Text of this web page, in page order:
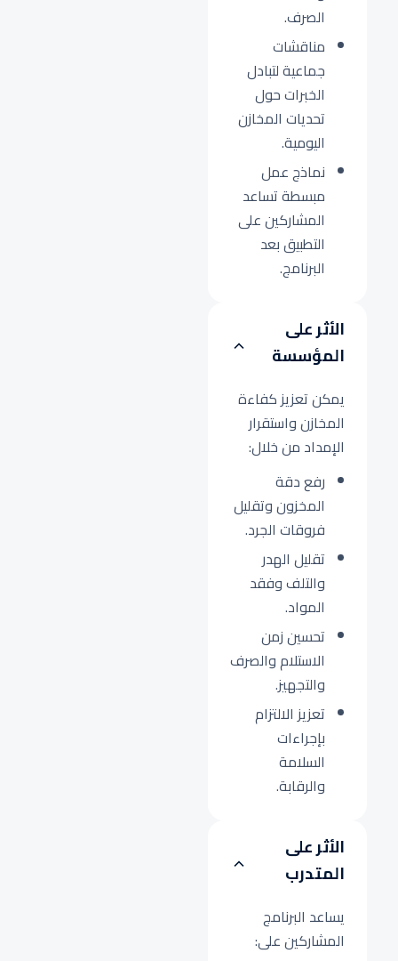
الصرف.
مناقشات
جماعية لتبادل
الخبرات حول
تحديات المخازن
اليومية.
نماذج عمل
مبسطة تساعد
المشاركين على
التطبيق بعد
البرنامج.
الأثر على
المؤسسة
يمكن تعزيز كفاءة
المخازن واستقرار
الإمداد من خلال:
رفع دقة
المخزون وتقليل
فروقات الجرد.
تقليل الهدر
والتلف وفقد
المواد.
تحسين زمن
الاستلام والصرف
والتجهيز.
تعزيز الالتزام
بإجراءات
السلامة
والرقابة.
الأثر على
المتدرب
يساعد البرنامج
المشاركين على: